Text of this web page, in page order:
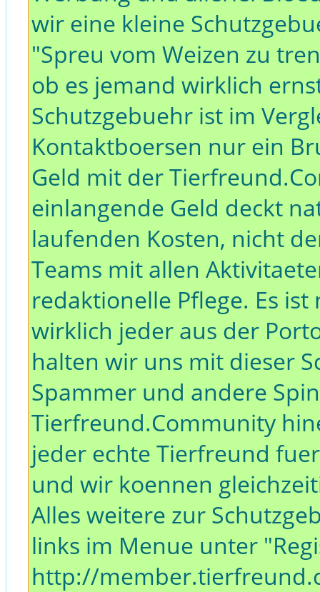
wir eine kleine
"Spreu vom Weizen zu
ob es jemand wirklich
Schutzgebuehr ist im
Kontaktboersen nur ein
Geld mit der
einlangende Geld deckt
laufenden Kosten, nicht
Teams mit allen
redaktionelle Pflege. Es
wirklich jeder aus der
halten wir uns mit dieser
Spammer und andere
Tierfreund.Community
jeder echte Tierfreund
und wir koennen
Alles weitere zur
links im Menue unter
http://